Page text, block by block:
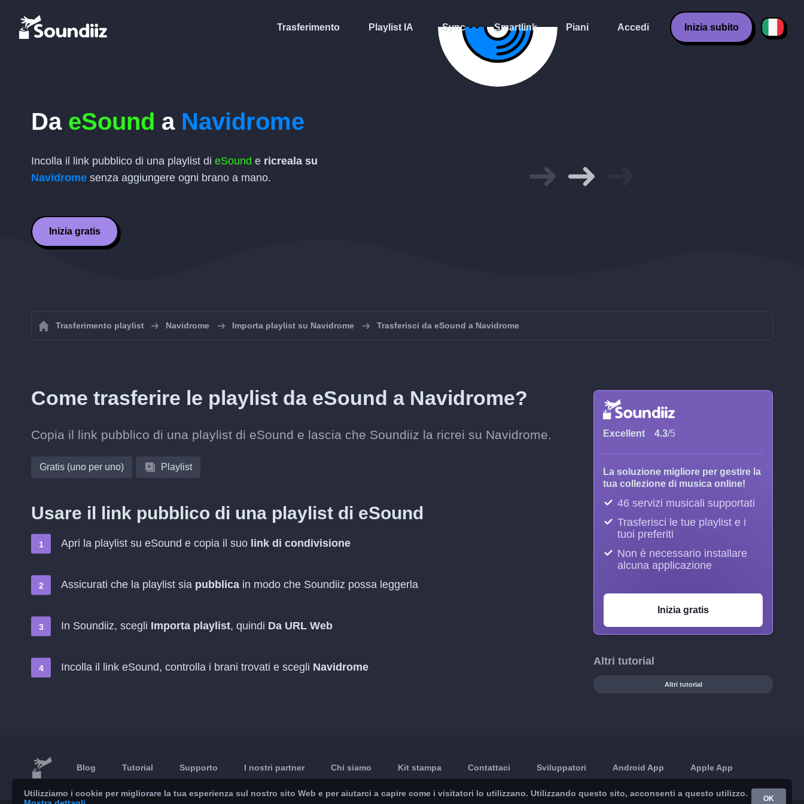
Trasferimento Playlist IA Sync Smartlink Piani Accedi Inizia subito
Da eSound a Navidrome
Incolla il link pubblico di una playlist di eSound e ricreala su
Navidrome senza aggiungere ogni brano a mano.
Inizia gratis
Trasferimento playlist Navidrome Importa playlist su Navidrome Trasferisci da eSound a Navidrome
Come trasferire le playlist da eSound a Navidrome?
Copia il link pubblico di una playlist di eSound e lascia che Soundiiz la ricrei su Navidrome.
Gratis (uno per uno) Playlist
Usare il link pubblico di una playlist di eSound
Apri la playlist su eSound e copia il suo link di condivisione
Assicurati che la playlist sia pubblica in modo che Soundiiz possa leggerla
In Soundiiz, scegli Importa playlist, quindi Da URL Web
Incolla il link eSound, controlla i brani trovati e scegli Navidrome
Excellent 4.3/5
La soluzione migliore per gestire la
tua collezione di musica online!
46 servizi musicali supportati
Trasferisci le tue playlist e i
tuoi preferiti
Non è necessario installare
alcuna applicazione
Inizia gratis
Altri tutorial
Altri tutorial
Blog Tutorial Supporto I nostri partner Chi siamo Kit stampa Contattaci Sviluppatori Android App Apple App
Utilizziamo i cookie per migliorare la tua esperienza sul nostro sito Web e per aiutarci a capire come i visitatori lo utilizzano. Utilizzando questo sito, acconsenti a questo utilizzo.
OK